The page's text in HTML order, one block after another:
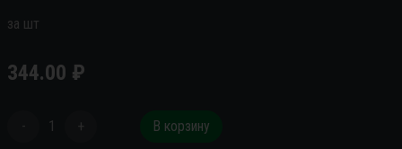
за шт
344.00 ₽
- 1 + В корзину